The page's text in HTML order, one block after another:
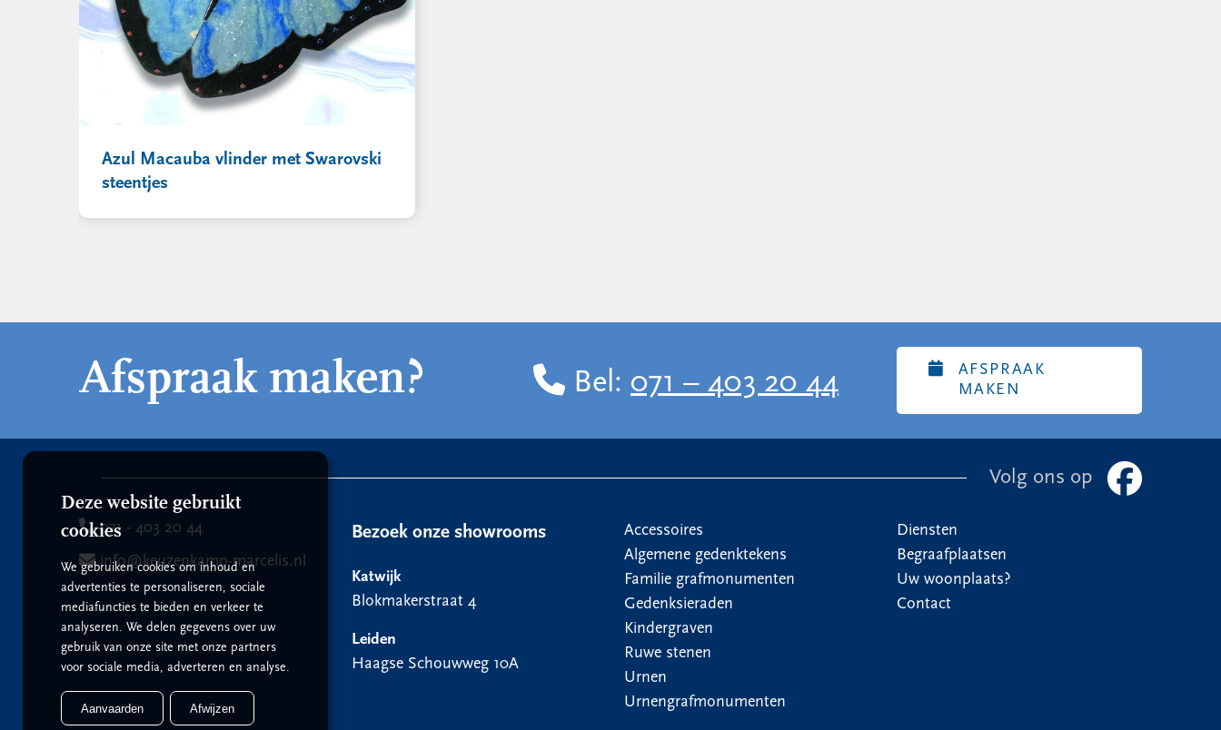
Azul Macauba vlinder met Swarovski
steentjes
Afspraak maken? Bel: 071 – 403 20 44
AFSPRAAK
MAKEN
Volg ons op
071 - 403 20 44
info@keuzenkamp-marcelis.nl
Bezoek onze showrooms
Katwijk
Blokmakerstraat 4
Leiden
Haagse Schouwweg 10A
Accessoires
Algemene gedenktekens
Familie grafmonumenten
Gedenksieraden
Kindergraven
Ruwe stenen
Urnen
Urnengrafmonumenten
Diensten
Begraafplaatsen
Uw woonplaats?
Contact
Deze website gebruikt
cookies
We gebruiken cookies om inhoud en
advertenties te personaliseren, sociale
mediafuncties te bieden en verkeer te
analyseren. We delen gegevens over uw
gebruik van onze site met onze partners
voor sociale media, adverteren en analyse.
Aanvaarden Afwijzen